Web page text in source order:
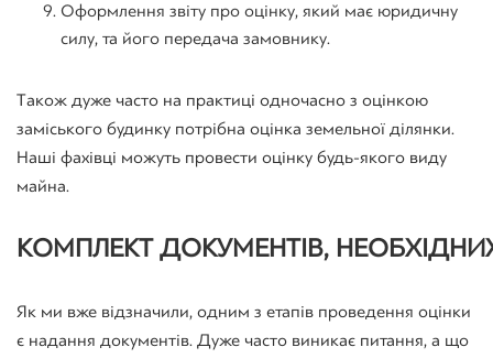
Оформлення звіту про оцінку, який має юридичну
силу, та його передача замовнику.
Також дуже часто на практиці одночасно з оцінкою
заміського будинку потрібна оцінка земельної ділянки.
Наші фахівці можуть провести оцінку будь-якого виду
майна.
КОМПЛЕКТДОКУМЕНТІВ,
Як ми вже відзначили, одним з етапів проведення оцінки
є надання документів. Дуже часто виникає питання, а що